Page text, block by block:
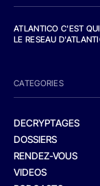
ATLANTICO C'EST
LE RESEAU
CATEGORIES
DECRYPTAGES
DOSSIERS
RENDEZ-VOUS
VIDEOS